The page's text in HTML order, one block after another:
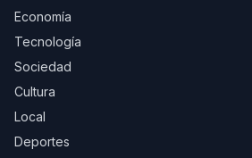
Economía
Tecnología
Sociedad
Cultura
Local
Deportes